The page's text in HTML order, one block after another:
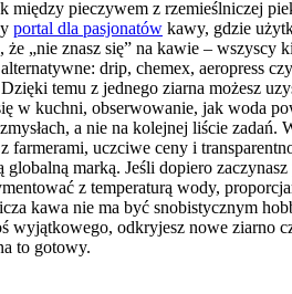
między pieczywem z rzemieślniczej
portal dla pasjonatów kawy, gdzie
że „nie znasz się” na kawie –
drip, chemex, aeropress
temu z jednego ziarna możesz
w kuchni, obserwowanie, jak woda
a nie na kolejnej liście
z farmerami, uczciwe ceny i
globalną marką. Jeśli dopiero
z temperaturą wody,
kawa nie ma być snobistycznym
wyjątkowego, odkryjesz nowe ziarno
to gotowy.